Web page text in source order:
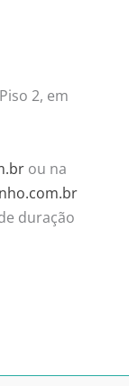
2, em
ou na
duração